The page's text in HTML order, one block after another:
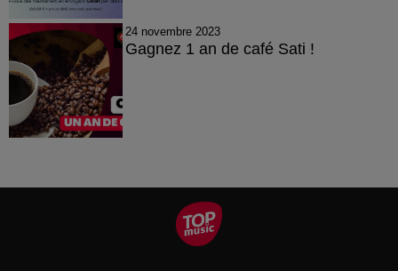
24 novembre 2023
Gagnez 1 an de café Sati !